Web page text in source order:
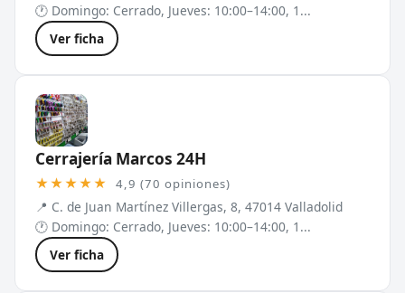
🕐 Domingo: Cerrado, Jueves: 10:00–14:00, 1...
Ver ficha
Cerrajería Marcos 24H
★★★★★ 4,9 (70 opiniones)
📍 C. de Juan Martínez Villergas, 8, 47014 Valladolid
🕐 Domingo: Cerrado, Jueves: 10:00–14:00, 1...
Ver ficha